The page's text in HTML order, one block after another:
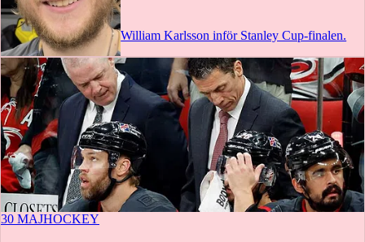
1:46
William Karlsson inför Stanley Cup-finalen.
30 MAJHOCKEY